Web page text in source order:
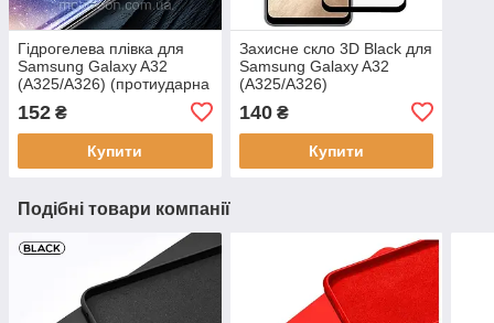
Гідрогелева плівка для
Samsung Galaxy A32
(A325/A326) (протиударна
152 ₴
Купити
Захисне скло 3D Black для
Samsung Galaxy A32
(A325/A326)
140₴
Купити
Подібні товари компанії